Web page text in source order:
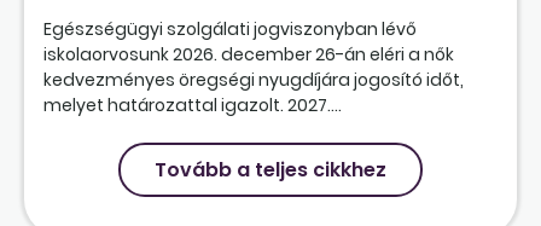
Egészségügyi szolgálati jogviszonyban lévő
iskolaorvosunk 2026. december 26-án eléri a nők
kedvezményes öregségi nyugdíjára jogosító időt,
melyet határozattal igazolt. 2027....
Tovább a teljes cikkhez